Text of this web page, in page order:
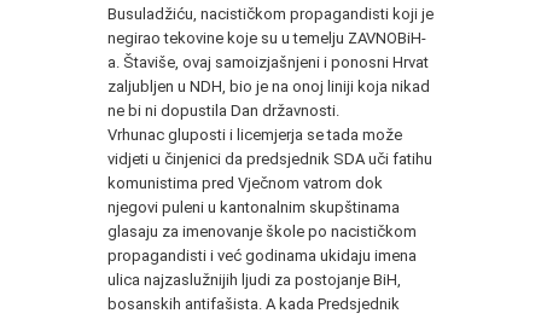
Busuladžiću, nacističkom propagandisti koji je
negirao tekovine koje su u temelju ZAVNOBiH-
a. Štaviše, ovaj samoizjašnjeni i ponosni Hrvat
zaljubljen u NDH, bio je na onoj liniji koja nikad
ne bi ni dopustila Dan državnosti.
Vrhunac gluposti i licemjerja se tada može
vidjeti u činjenici da predsjednik SDA uči fatihu
komunistima pred Vječnom vatrom dok
njegovi puleni u kantonalnim skupštinama
glasaju za imenovanje škole po nacističkom
propagandisti i već godinama ukidaju imena
ulica najzaslužnijih ljudi za postojanje BiH,
bosanskih antifašista. A kada Predsjednik